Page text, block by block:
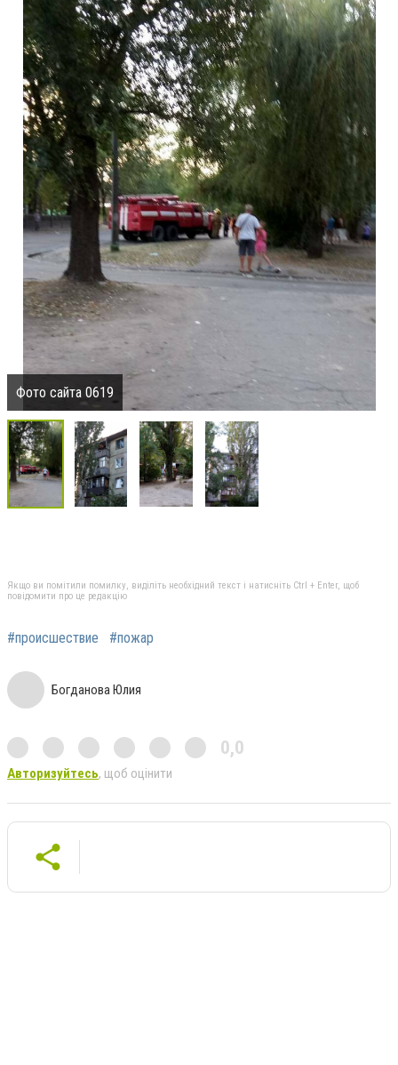
Фото сайта 0619
Якщо ви помітили помилку, виділіть необхідний текст і натисніть Ctrl + Enter, щоб
повідомити про це редакцію
#происшествие #пожар
Богданова Юлия
0,0
Авторизуйтесь, щоб оцінити